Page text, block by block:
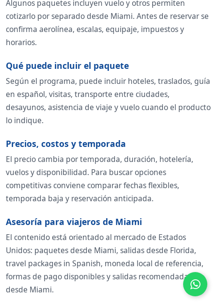
Algunos paquetes incluyen vuelo y otros permiten
cotizarlo por separado desde Miami. Antes de reservar se
confirma aerolínea, escalas, equipaje, impuestos y
horarios.
Qué puede incluir el paquete
Según el programa, puede incluir hoteles, traslados, guía
en español, visitas, transporte entre ciudades,
desayunos, asistencia de viaje y vuelo cuando el producto
lo indique.
Precios, costos y temporada
El precio cambia por temporada, duración, hotelería,
vuelos y disponibilidad. Para buscar opciones
competitivas conviene comparar fechas flexibles,
temporada baja y reservación anticipada.
Asesoría para viajeros de Miami
El contenido está orientado al mercado de Estados
Unidos: paquetes desde Miami, salidas desde Florida,
travel packages in Spanish, moneda local de referencia,
formas de pago disponibles y salidas recomendadas
desde Miami.